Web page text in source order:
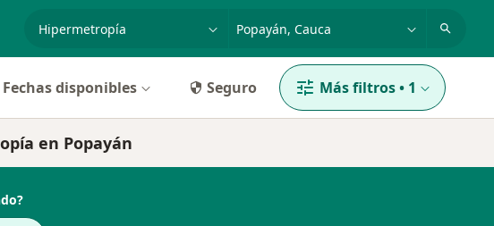
especialidad, enfermedad o nombre
p. ej. Bogotá
Fechas disponibles Seguro Más filtros• 1
en Popayán